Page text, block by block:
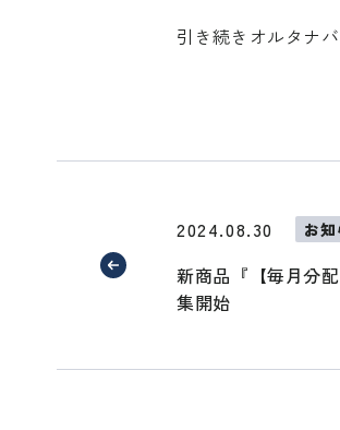
引き続きオルタナ
2024.08.30 お
新商品『【毎月分
集開始